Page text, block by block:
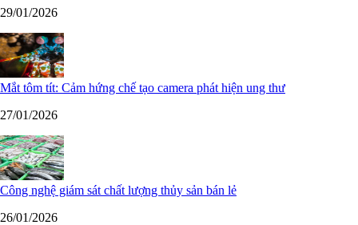
29/01/2026
Mắt tôm tít: Cảm hứng chế tạo camera phát hiện ung thư
27/01/2026
Công nghệ giám sát chất lượng thủy sản bán lẻ
26/01/2026